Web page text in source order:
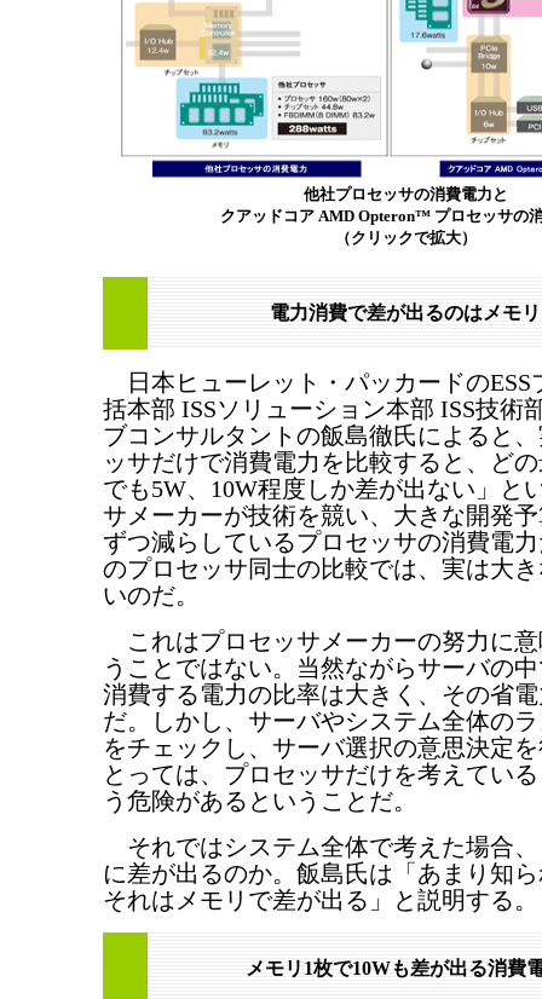
他社プロセッサの消費電力と
クアッドコア AMD Opteron™ プロセッサの
（クリックで拡大）
電力消費で差が出るのはメモリ
日本ヒューレット・パッカードのESS
括本部 ISSソリューション本部 ISS技術
ブコンサルタントの飯島徹氏によると
ッサだけで消費電力を比較すると、ど
でも5W、10W程度しか差が出ない」と
サメーカーが技術を競い、大きな開発
ずつ減らしているプロセッサの消費電
のプロセッサ同士の比較では、実は大
いのだ。
これはプロセッサメーカーの努力に
うことではない。当然ながらサーバの
消費する電力の比率は大きく、その省
だ。しかし、サーバやシステム全体の
をチェックし、サーバ選択の意思決定
とっては、プロセッサだけを考えてい
う危険があるということだ。
それではシステム全体で考えた場合
に差が出るのか。飯島氏は「あまり知
それはメモリで差が出る」と説明する。
メモリ1枚で10Wも差が出る消費